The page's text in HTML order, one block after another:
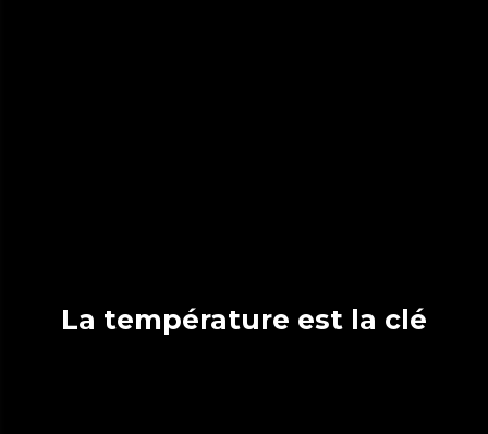
La température est la clé